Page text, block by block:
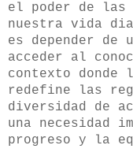
el poder de las
nuestra vida
es depender de
acceder al
contexto
redefine las
diversidad de
una necesidad
progreso y la